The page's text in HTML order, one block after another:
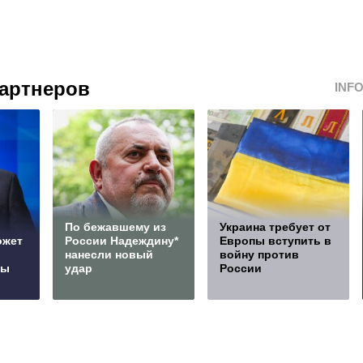
По бежавшему из
России Надеждину*
нанесли новый
удар
Украина требует от
Европы вступить в
войну против
России